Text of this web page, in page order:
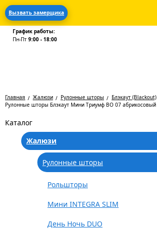
Вызвать замерщика
График работы:
Пн-Пт 9:00 - 18:00
Главная Жалюзи Рулонные шторы
Блэкаут (Blackout)
Рулонные шторы Блэкаут Мини Триумф BO 07 абрикосовый
Каталог
Жалюзи
Рулонные шторы
Рольшторы
Мини INTEGRA SLIM
День Ночь DUO